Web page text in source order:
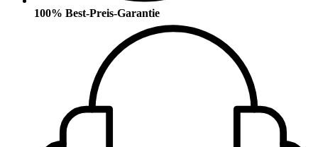
100% Best-Preis-Garantie